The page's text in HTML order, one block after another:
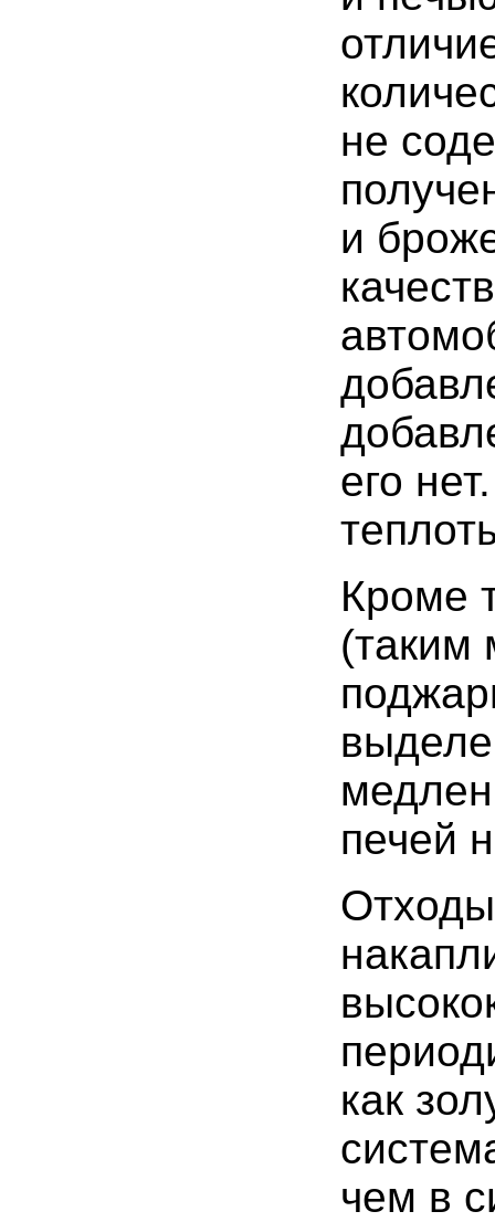
не
и
его
Кроме
(таким
печей
как
чем в